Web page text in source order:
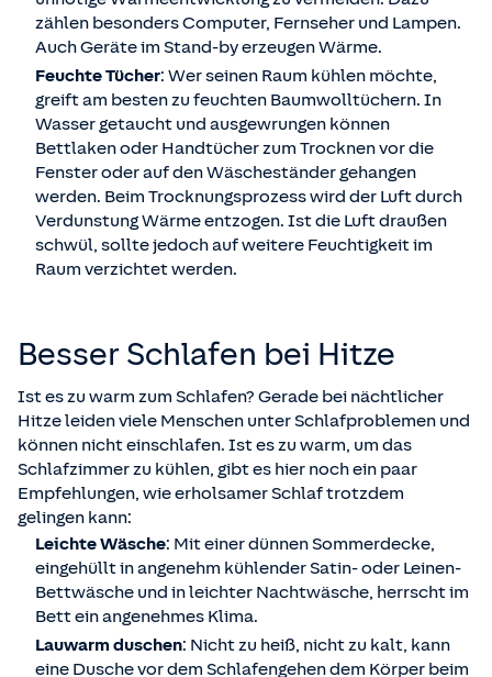
zählen besonders Computer, Fernseher und Lampen.
Auch Geräte im Stand-by erzeugen Wärme.
Feuchte Tücher: Wer seinen Raum kühlen möchte,
greift am besten zu feuchten Baumwolltüchern. In
Wasser getaucht und ausgewrungen können
Bettlaken oder Handtücher zum Trocknen vor die
Fenster oder auf den Wäscheständer gehangen
werden. Beim Trocknungsprozess wird der Luft durch
Verdunstung Wärme entzogen. Ist die Luft draußen
schwül, sollte jedoch auf weitere Feuchtigkeit im
Raum verzichtet werden.
Besser Schlafen bei Hitze
Ist es zu warm zum Schlafen? Gerade bei nächtlicher
Hitze leiden viele Menschen unter Schlafproblemen und
können nicht einschlafen. Ist es zu warm, um das
Schlafzimmer zu kühlen, gibt es hier noch ein paar
Empfehlungen, wie erholsamer Schlaf trotzdem
gelingen kann:
Leichte Wäsche: Mit einer dünnen Sommerdecke,
eingehüllt in angenehm kühlender Satin- oder Leinen-
Bettwäsche und in leichter Nachtwäsche, herrscht im
Bett ein angenehmes Klima.
Lauwarm duschen: Nicht zu heiß, nicht zu kalt, kann
eine Dusche vor dem Schlafengehen dem Körper beim